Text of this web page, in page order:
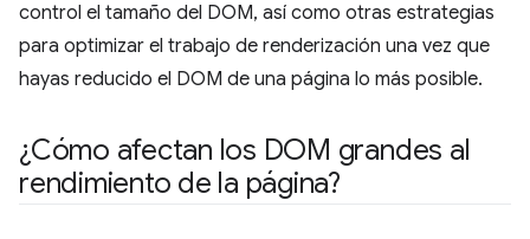
control el tamaño del DOM, así como otras estrategias
para optimizar el trabajo de renderización una vez que
hayas reducido el DOM de una página lo más posible.
¿Cómo afectan los DOM grandes al
rendimiento de la página?